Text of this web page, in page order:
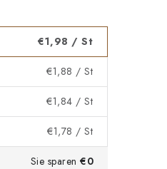
€1,98 / St
€1,88 / St
€1,84 / St
€1,78 / St
Sie sparen €0